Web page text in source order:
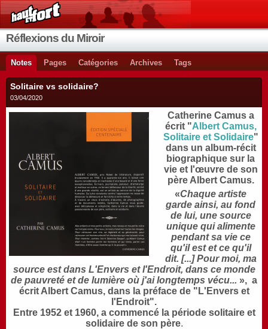
Réflexions du Miroir
Notes Pages Catégories Archives Tags
Solitaire vs solidaire?
03/04/2020
Catherine Camus a
écrit "Albert Camus,
Solitaire et Solidaire"
dans un album-récit
biographique sur la
vie et l'œuvre de son
père Albert Camus.
«Chaque artiste
garde ainsi, au fond
de lui, une source
unique qui alimente
pendant sa vie ce
qu'il est et ce qu'il
dit. [...] Pour moi, ma
source est dans L'Envers et l'Endroit, dans ce monde
de pauvreté et de lumière où j'ai longtemps vécu... », a
écrit Albert Camus, dans la préface de "L'Envers et
l'Endroit".
Entre 1952 et 1960, a commencé la période solitaire et
solidaire de son père.